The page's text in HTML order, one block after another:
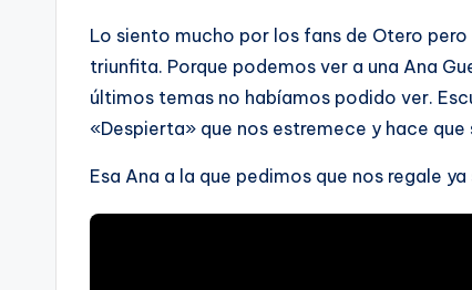
Lo siento mucho por los fans de Otero
triunfita. Porque podemos ver a una Ana
últimos temas no habíamos podido ver.
«Despierta» que nos estremece y hace
Esa Ana a la que pedimos que nos regale